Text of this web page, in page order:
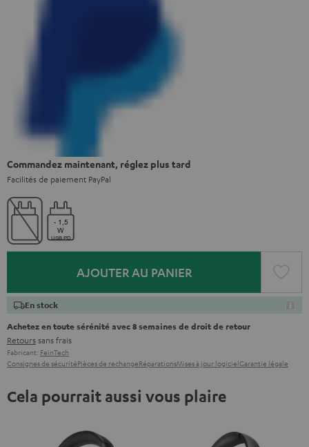
Commandez maintenant, réglez plus tard
Facilités de paiement PayPal
AJOUTER AU PANIER
En stock
Achetez en toute sérénité avec 8 semaines de droit de retour
Retourssans frais
Fabricant: FeinTech
Consignes de sécuritéPièces de rechangeRéparationsMises à jour logicielGarantie légale
Cela pourrait aussi vous plaire